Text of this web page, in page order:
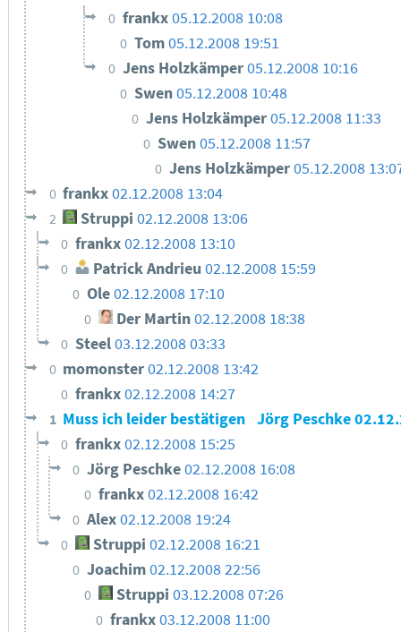
0 frankx05.12.2008 10:08
0 Tom05.12.2008 19:51
0 Jens Holzkämper05.12.2008 10:16
0 Swen05.12.2008 10:48
0 Jens Holzkämper05.12.2008 11:33
0 Swen05.12.2008 11:57
0 Jens Holzkämper05.12.2008
0 frankx02.12.2008 13:04
2 Struppi 02.12.2008 13:06
0 frankx02.12.2008 13:10
0 Patrick Andrieu 02.12.2008 15:59
0 Ole02.12.2008 17:10
0 Der Martin02.12.2008 18:38
0 Steel03.12.2008 03:33
0 momonster02.12.2008 13:42
0 frankx02.12.2008 14:27
1 Muss ich leider bestätigen Jörg Peschke
0 frankx02.12.2008 15:25
0 Jörg Peschke02.12.2008 16:08
0 frankx02.12.2008 16:42
0 Alex02.12.2008 19:24
0 Struppi 02.12.2008 16:21
0 Joachim02.12.2008 22:56
0 Struppi 03.12.2008 07:26
0 frankx03.12.2008 11:00